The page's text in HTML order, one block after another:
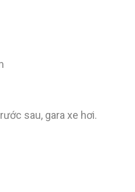
sau, gara xe hơi.